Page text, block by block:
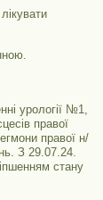
урології №1,
правої
правої н/
З 29.07.24.
стану